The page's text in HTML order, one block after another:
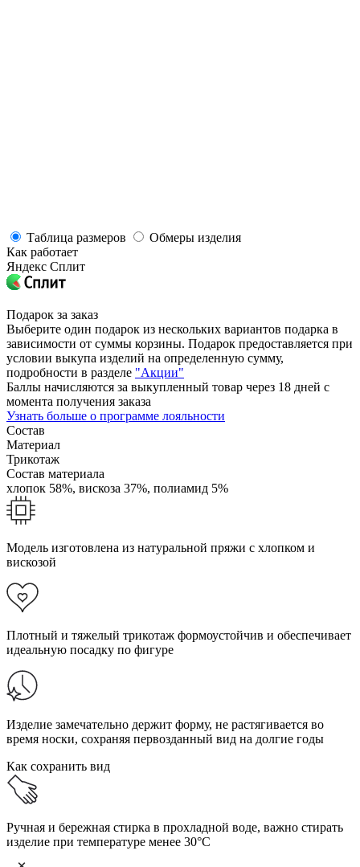
Таблица размеров
Обмеры изделия
Как работает
Яндекс Сплит
Подарок за заказ
Выберите один подарок из нескольких вариантов подарка в
зависимости от суммы корзины. Подарок предоставляется при
условии выкупа изделий на определенную сумму,
подробности в разделе "Акции"
Баллы начисляются за выкупленный товар через 18 дней с
момента получения заказа
Узнать больше о программе лояльности
Состав
Материал
Трикотаж
Состав материала
хлопок 58%, вискоза 37%, полиамид 5%
Модель изготовлена из натуральной пряжи с хлопком и
вискозой
Плотный и тяжелый трикотаж формоустойчив и обеспечивает
идеальную посадку по фигуре
Изделие замечательно держит форму, не растягивается во
время носки, сохраняя первозданный вид на долгие годы
Как сохранить вид
Ручная и бережная стирка в прохладной воде, важно стирать
изделие при температуре менее 30°C